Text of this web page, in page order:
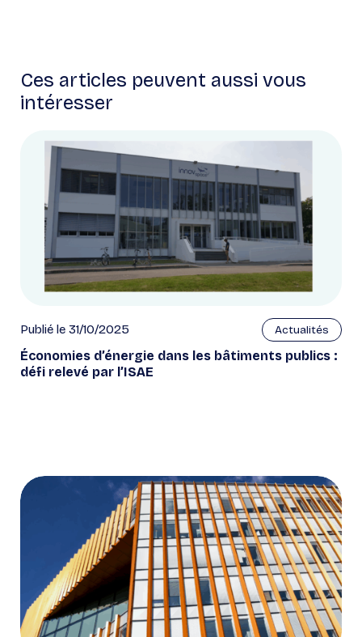
Ces articles peuvent aussi vous
intéresser
Publié le 31/10/2025 Actualités
Économies d’énergie dans les bâtiments publics :
défi relevé par l’ISAE